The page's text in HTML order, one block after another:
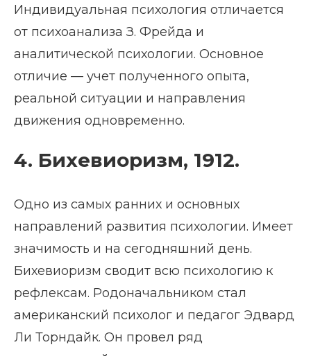
Индивидуальная психология отличается
от психоанализа З. Фрейда и
аналитической психологии. Основное
отличие — учет полученного опыта,
реальной ситуации и направления
движения одновременно.
4. Бихевиоризм, 1912.
Одно из самых ранних и основных
направлений развития психологии. Имеет
значимость и на сегодняшний день.
Бихевиоризм сводит всю психологию к
рефлексам. Родоначальником стал
американский психолог и педагог Эдвард
Ли Торндайк. Он провел ряд